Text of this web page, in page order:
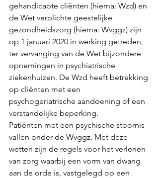
gehandicapte cliënten (hierna: Wzd) en
de Wet verplichte geestelijke
gezondheidszorg (hierna: Wvggz) zijn
op 1 januari 2020 in werking getreden,
ter vervanging van de Wet bijzondere
opnemingen in psychiatrische
ziekenhuizen. De Wzd heeft betrekking
op cliënten met een
psychogeriatrische aandoening of een
verstandelijke beperking.
Patiënten met een psychische stoornis
vallen onder de Wvggz. Met deze
wetten zijn de regels voor het verlenen
van zorg waarbij een vorm van dwang
aan de orde is, vastgelegd op een